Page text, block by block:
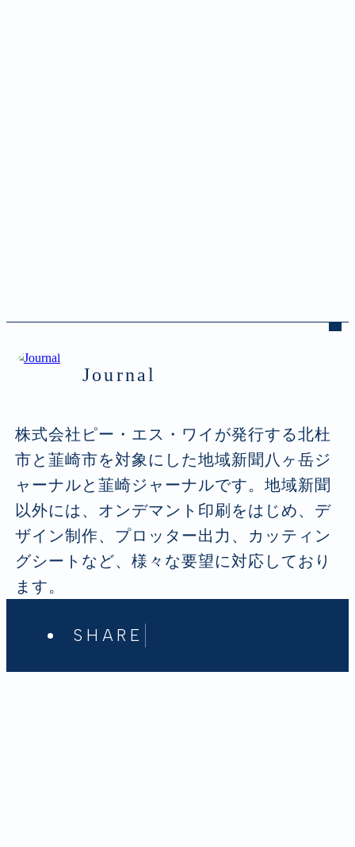
Journal
株式会社ピー・エス・ワイが発行する北杜
市と韮崎市を対象にした地域新聞八ヶ岳ジ
ャーナルと韮崎ジャーナルです。地域新聞
以外には、オンデマント印刷をはじめ、デ
ザイン制作、プロッター出力、カッティン
グシートなど、様々な要望に対応しており
ます。
SHARE